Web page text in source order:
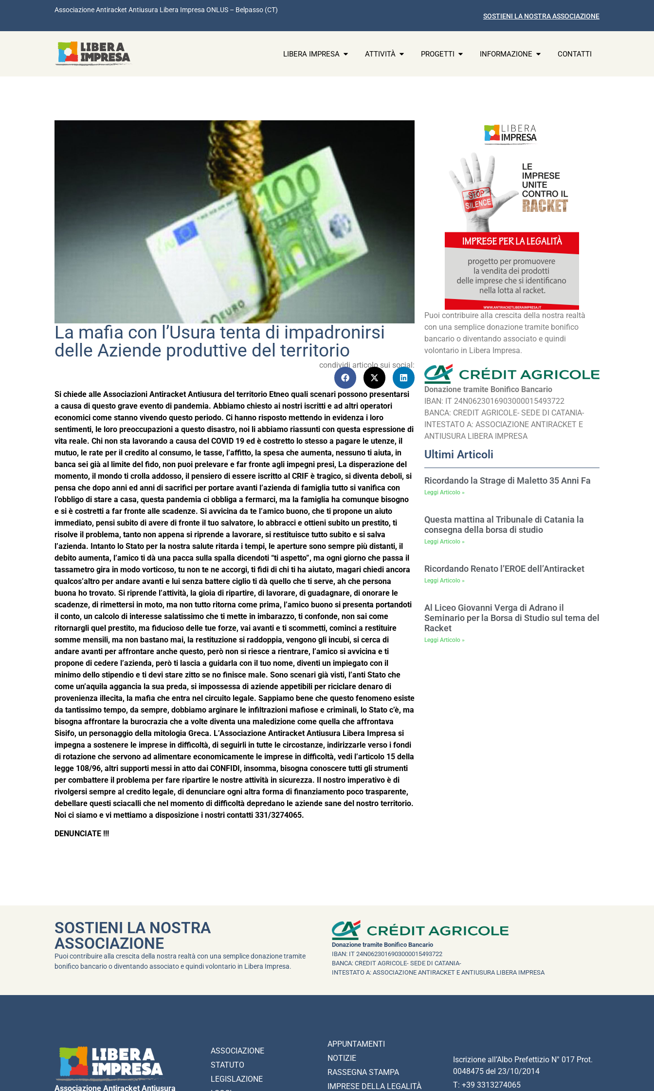
Associazione Antiracket Antiusura Libera Impresa ONLUS – Belpasso (CT)
SOSTIENI LA NOSTRA ASSOCIAZIONE
LIBERA IMPRESA ATTIVITÀ PROGETTI INFORMAZIONE CONTATTI
La mafia con l’Usura tenta di impadronirsi
delle Aziende produttive del territorio
condividi articolo sui social:
Si chiede alle Associazioni Antiracket Antiusura del territorio Etneo quali scenari possono presentarsi
a causa di questo grave evento di pandemia. Abbiamo chiesto ai nostri iscritti e ad altri operatori
economici come stanno vivendo questo periodo. Ci hanno risposto mettendo in evidenza i loro
sentimenti, le loro preoccupazioni a questo disastro, noi li abbiamo riassunti con questa espressione di
vita reale. Chi non sta lavorando a causa del COVID 19 ed è costretto lo stesso a pagare le utenze, il
mutuo, le rate per il credito al consumo, le tasse, l’affitto, la spesa che aumenta, nessuno ti aiuta, in
banca sei già al limite del fido, non puoi prelevare e far fronte agli impegni presi, La disperazione del
momento, il mondo ti crolla addosso, il pensiero di essere iscritto al CRIF è tragico, si diventa deboli, si
pensa che dopo anni ed anni di sacrifici per portare avanti l’azienda di famiglia tutto si vanifica con
l’obbligo di stare a casa, questa pandemia ci obbliga a fermarci, ma la famiglia ha comunque bisogno
e si è costretti a far fronte alle scadenze. Si avvicina da te l’amico buono, che ti propone un aiuto
immediato, pensi subito di avere di fronte il tuo salvatore, lo abbracci e ottieni subito un prestito, ti
risolve il problema, tanto non appena si riprende a lavorare, si restituisce tutto subito e si salva
l’azienda. Intanto lo Stato per la nostra salute ritarda i tempi, le aperture sono sempre più distanti, il
debito aumenta, l’amico ti dà una pacca sulla spalla dicendoti “ti aspetto”, ma ogni giorno che passa il
tassametro gira in modo vorticoso, tu non te ne accorgi, ti fidi di chi ti ha aiutato, magari chiedi ancora
qualcos’altro per andare avanti e lui senza battere ciglio ti dà quello che ti serve, ah che persona
buona ho trovato. Si riprende l’attività, la gioia di ripartire, di lavorare, di guadagnare, di onorare le
scadenze, di rimettersi in moto, ma non tutto ritorna come prima, l’amico buono si presenta portandoti
il conto, un calcolo di interesse salatissimo che ti mette in imbarazzo, ti confonde, non sai come
ritornargli quel prestito, ma fiducioso delle tue forze, vai avanti e ti scommetti, cominci a restituire
somme mensili, ma non bastano mai, la restituzione si raddoppia, vengono gli incubi, si cerca di
andare avanti per affrontare anche questo, però non si riesce a rientrare, l’amico si avvicina e ti
propone di cedere l’azienda, però ti lascia a guidarla con il tuo nome, diventi un impiegato con il
minimo dello stipendio e ti devi stare zitto se no finisce male. Sono scenari già visti, l’anti Stato che
come un’aquila aggancia la sua preda, si impossessa di aziende appetibili per riciclare denaro di
provenienza illecita, la mafia che entra nel circuito legale. Sappiamo bene che questo fenomeno esiste
da tantissimo tempo, da sempre, dobbiamo arginare le infiltrazioni mafiose e criminali, lo Stato c’è, ma
bisogna affrontare la burocrazia che a volte diventa una maledizione come quella che affrontava
Sisifo, un personaggio della mitologia Greca. L’Associazione Antiracket Antiusura Libera Impresa si
impegna a sostenere le imprese in difficoltà, di seguirli in tutte le circostanze, indirizzarle verso i fondi
di rotazione che servono ad alimentare economicamente le imprese in difficoltà, vedi l’articolo 15 della
legge 108/96, altri supporti messi in atto dai CONFIDI, insomma, bisogna conoscere tutti gli strumenti
per combattere il problema per fare ripartire le nostre attività in sicurezza. Il nostro imperativo è di
rivolgersi sempre al credito legale, di denunciare ogni altra forma di finanziamento poco trasparente,
debellare questi sciacalli che nel momento di difficoltà depredano le aziende sane del nostro territorio.
Noi ci siamo e vi mettiamo a disposizione i nostri contatti 331/3274065.
DENUNCIATE !!!
Puoi contribuire alla crescita della nostra realtà
con una semplice donazione tramite bonifico
bancario o diventando associato e quindi
volontario in Libera Impresa.
Donazione tramite Bonifico Bancario
IBAN: IT 24N0623016903000015493722
BANCA: CREDIT AGRICOLE- SEDE DI CATANIA-
INTESTATO A: ASSOCIAZIONE ANTIRACKET E
ANTIUSURA LIBERA IMPRESA
Ultimi Articoli
Ricordando la Strage di Maletto 35 Anni Fa
Leggi Articolo »
Questa mattina al Tribunale di Catania la
consegna della borsa di studio
Leggi Articolo »
Ricordando Renato l’EROE dell’Antiracket
Leggi Articolo »
Al Liceo Giovanni Verga di Adrano il
Seminario per la Borsa di Studio sul tema del
Racket
Leggi Articolo »
SOSTIENI LA NOSTRA
ASSOCIAZIONE
Puoi contribuire alla crescita della nostra realtà con una semplice donazione tramite
bonifico bancario o diventando associato e quindi volontario in Libera Impresa.
Donazione tramite Bonifico Bancario
IBAN: IT 24N0623016903000015493722
BANCA: CREDIT AGRICOLE- SEDE DI CATANIA-
INTESTATO A: ASSOCIAZIONE ANTIRACKET E ANTIUSURA LIBERA IMPRESA
Associazione Antiracket Antiusura
ASSOCIAZIONE
STATUTO
LEGISLAZIONE
APPUNTAMENTI
NOTIZIE
RASSEGNA STAMPA
IMPRESE DELLA LEGALITÀ
Iscrizione all’Albo Prefettizio N° 017 Prot.
0048475 del 23/10/2014
T: +39 3313274065